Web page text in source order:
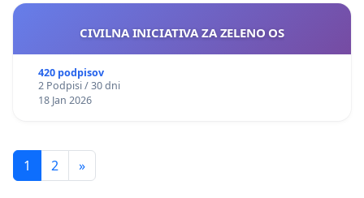
CIVILNA INICIATIVA ZA ZELENO OS
420 podpisov
2 Podpisi / 30 dni
18 Jan 2026
1 2 »